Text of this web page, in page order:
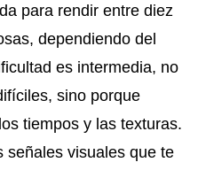
para rendir entre diez
dependiendo del
es intermedia, no
sino porque
tiempos y las texturas.
señales visuales que te